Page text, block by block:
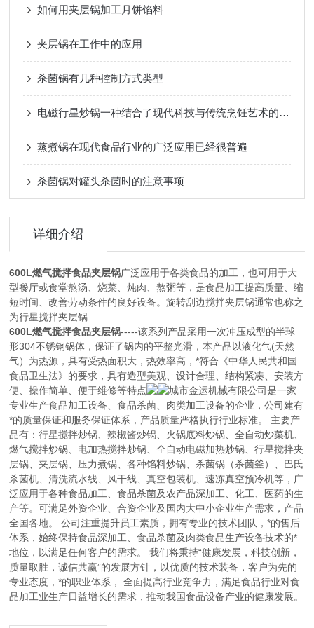
如何用夹层锅加工月饼馅料
夹层锅在工作中的应用
杀菌锅有几种控制方式类型
电磁行星炒锅一种结合了现代科技与传统烹饪艺术的厨房神器
蒸煮锅在现代食品行业的广泛应用已经很普遍
杀菌锅对罐头杀菌时的注意事项
详细介绍
600L燃气搅拌食品夹层锅广泛应用于各类食品的加工，也可用于大
型餐厅或食堂熬汤、烧菜、炖肉、熬粥等，是食品加工提高质量、缩
短时间、改善劳动条件的良好设备。旋转刮边搅拌夹层锅通常也称之
为行星搅拌夹层锅
600L燃气搅拌食品夹层锅-----该系列产品采用一次冲压成型的半球
形304不锈钢锅体，保证了锅内的平整光滑，本产品以液化气(天然
气）为热源，具有受热面积大，热效率高，*符合《中华人民共和国
食品卫生法》的要求，具有造型美观、设计合理、结构紧凑、安装方
便、操作简单、便于维修等特点
城市金运机械有限公司是一家
专业生产食品加工设备、食品杀菌、肉类加工设备的企业，公司建有
*的质量保证和服务保证体系，产品质量严格执行行业标准。 主要产
品有：行星搅拌炒锅、辣椒酱炒锅、火锅底料炒锅、全自动炒菜机、
燃气搅拌炒锅、电加热搅拌炒锅、全自动电磁加热炒锅、行星搅拌夹
层锅、夹层锅、压力煮锅、各种馅料炒锅、杀菌锅（杀菌釜）、巴氏
杀菌机、清洗流水线、风干线、真空包装机、速冻真空预冷机等，广
泛应用于各种食品加工、食品杀菌及农产品深加工、化工、医药的生
产等。可满足外资企业、合资企业及国内大中小企业生产需求，产品
全国各地。 公司注重提升员工素质，拥有专业的技术团队，*的售后
体系，始终保持食品深加工、食品杀菌及肉类食品生产设备技术的*
地位，以满足任何客户的需求。 我们将秉持“健康发展，科技创新，
质量取胜，诚信共赢”的发展方针，以优质的技术装备，客户为先的
专业态度，*的职业体系， 全面提高行业竞争力，满足食品行业对食
品加工业生产日益增长的需求，推动我国食品设备产业的健康发展。